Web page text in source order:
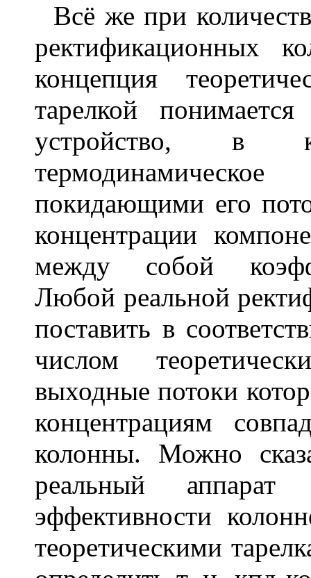
Всё же при
ректификационных
концепция
тарелкой понимается
устройство, в
покидающими его
концентрации
между собой
Любой реальной
поставить в
числом
выходные потоки
концентрациям
колонны. Можно
реальный аппарат
эффективности
теоретическими